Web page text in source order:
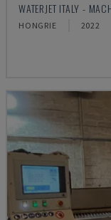
WATERJET ITALY -
HONGRIE 2022